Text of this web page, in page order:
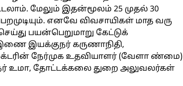
மேலும் இதன்மூலம் 25 முதல் 30
எனவே விவசாயிகள் மாத வரு
பயன்பெறுமாறு கேட்டுக்
இயக்குநர் கருணாநிதி,
நேர்முக உதவியாளர் (வேளா ண்மை)
உமா, தோட்டக்கலை துறை அலுவலர்கள்